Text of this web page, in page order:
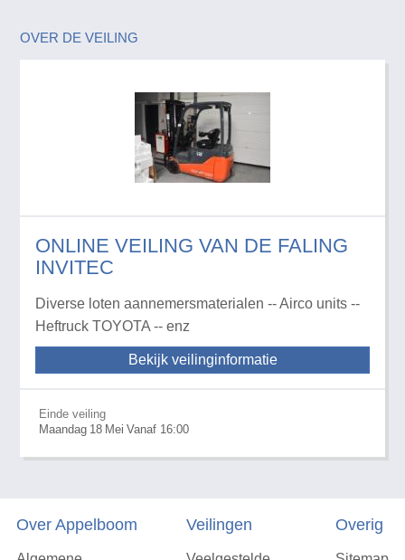
OVER DE VEILING
ONLINE VEILING VAN DE FALING
INVITEC
Diverse loten aannemersmaterialen -- Airco units --
Heftruck TOYOTA -- enz
Bekijk veilinginformatie
Einde veiling
Maandag 18 Mei Vanaf 16:00
Over Appelboom Veilingen Overig